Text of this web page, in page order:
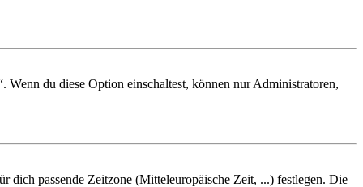
du diese Option einschaltest, können nur Administratoren,
dich passende Zeitzone (Mitteleuropäische Zeit, ...) festlegen. Die